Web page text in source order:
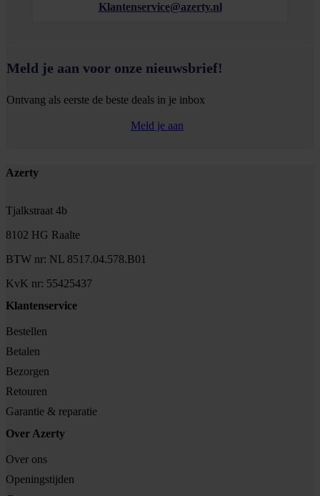
Klantenservice@azerty.nl
Meld je aan voor onze nieuwsbrief!
Ontvang als eerste de beste deals in je inbox
Meld je aan
Footer
Azerty
Tjalkstraat 4b
8102 HG Raalte
BTW nr: NL 8517.04.578.B01
KvK nr: 55425437
Klantenservice
Bestellen
Betalen
Bezorgen
Retouren
Garantie & reparatie
Over Azerty
Over ons
Openingstijden